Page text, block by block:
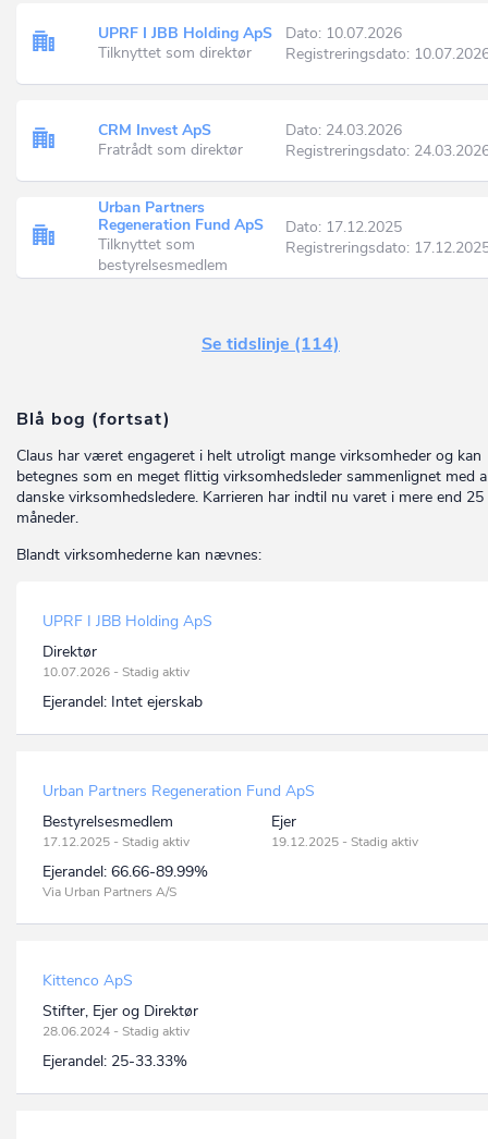
UPRF I JBB Holding ApS
Tilknyttet som direktør
Dato: 10.07.2026
Registreringsdato:
CRM Invest ApS
Fratrådt som direktør
Dato: 24.03.2026
Registreringsdato:
Urban Partners
Regeneration Fund ApS
Tilknyttet som
bestyrelsesmedlem
Dato: 17.12.2025
Registreringsdato:
Se tidslinje (114)
Blå bog (fortsat)
Claus har været engageret i helt utroligt mange virksomheder og kan
betegnes som en meget flittig virksomhedsleder sammenlignet med
danske virksomhedsledere. Karrieren har indtil nu varet i mere end 25
måneder.
Blandt virksomhederne kan nævnes:
UPRF I JBB Holding ApS
Direktør
10.07.2026 - Stadig aktiv
Ejerandel: Intet ejerskab
Urban Partners Regeneration Fund ApS
Bestyrelsesmedlem
17.12.2025 - Stadig aktiv
Ejer
19.12.2025 - Stadig aktiv
Ejerandel: 66.66-89.99%
Via Urban Partners A/S
Kittenco ApS
Stifter, Ejer og Direktør
28.06.2024 - Stadig aktiv
Ejerandel: 25-33.33%